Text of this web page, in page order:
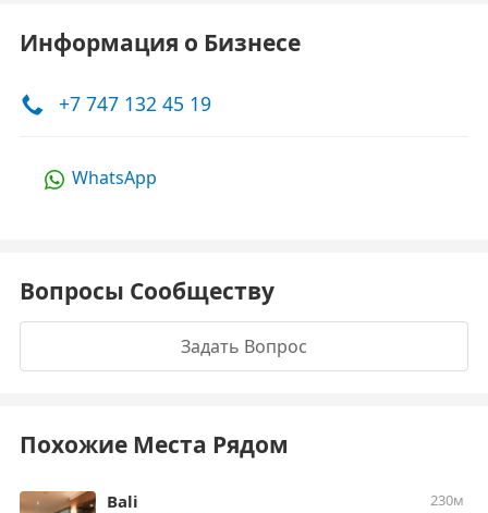
Информация о Бизнесе
+7 747 132 45 19
WhatsApp
Вопросы Сообществу
Задать Вопрос
Похожие Места Рядом
Bali
230м